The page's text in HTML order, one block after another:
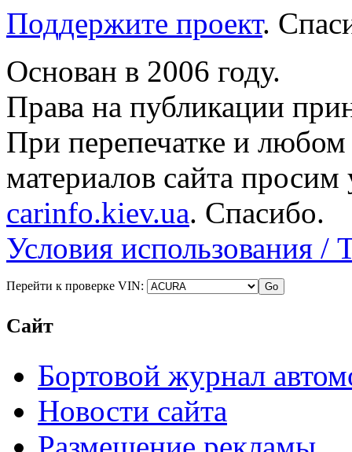
Поддержите проект.
Основан в 2006 году.
Права на публикации
При перепечатке и
материалов сайта просим
carinfo.kiev.ua. Спасибо.
Условия использования /
Перейти к проверке VIN:
Сайт
Бортовой журнал
Новости сайта